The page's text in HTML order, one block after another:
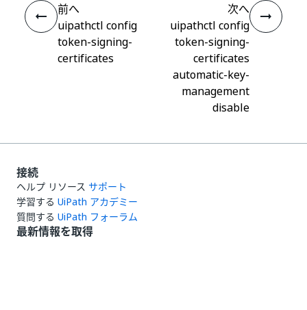
前へ
uipathctl config
token-signing-
certificates
次へ
uipathctl config
token-signing-
certificates
automatic-key-
management
disable
接続
ヘルプ リソース サポート
学習する UiPath アカデミー
質問する UiPath フォーラム
最新情報を取得